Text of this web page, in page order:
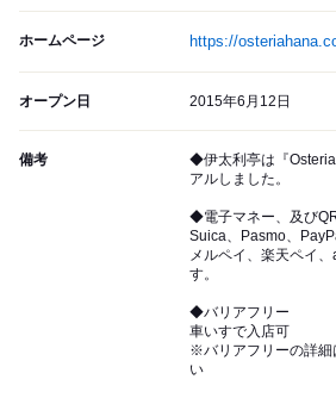
ホームページ https://
オープン日 2015年6月12日
備考
◆伊太利亭は『
アルしました。
◆電子マネー、及び
Suica、Pasmo、
メルペイ、楽天ペイ
す。
◆バリアフリー
車いすで入店可
※バリアフリーの詳細
い